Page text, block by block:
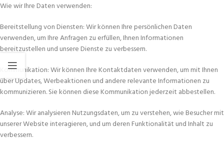
Wie wir Ihre Daten verwenden:
Bereitstellung von Diensten: Wir können Ihre persönlichen Daten
verwenden, um Ihre Anfragen zu erfüllen, Ihnen Informationen
bereitzustellen und unsere Dienste zu verbessern.
Kommunikation: Wir können Ihre Kontaktdaten verwenden, um mit Ihnen
über Updates, Werbeaktionen und andere relevante Informationen zu
kommunizieren. Sie können diese Kommunikation jederzeit abbestellen.
Analyse: Wir analysieren Nutzungsdaten, um zu verstehen, wie Besucher mit
unserer Website interagieren, und um deren Funktionalität und Inhalt zu
verbessern.